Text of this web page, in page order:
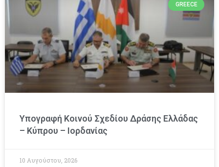
GREECE
Υπογραφή Κοινού Σχεδίου Δράσης Ελλάδας
– Κύπρου – Ιορδανίας
10 Αυγούστου, 2026